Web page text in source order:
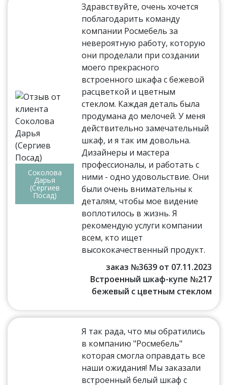
Соколова
Дарья
(Сергиев
Посад)
Здравствуйте, очень хочется
поблагодарить команду
компании Росмебель за
невероятную работу, которую
они проделали при создании
моего прекрасного
встроенного шкафа с бежевой
расцветкой и цветным
стеклом. Каждая деталь была
продумана до мелочей. У меня
действительно замечательный
шкаф, и я так им довольна.
Дизайнеры и мастера
профессионалы, и работать с
ними - одно удовольствие. Они
были очень внимательны к
деталям, чтобы мое видение
воплотилось в жизнь. Я
рекомендую услуги компании
всем, кто ищет
высококачественный продукт.
заказ №3639 от 07.11.2023
Встроенный шкаф-купе №217
бежевый с цветным стеклом
Я так рада, что мы обратились
в компанию "Росмебель"
которая смогла оправдать все
наши ожидания! Мы заказали
встроенный белый шкаф с